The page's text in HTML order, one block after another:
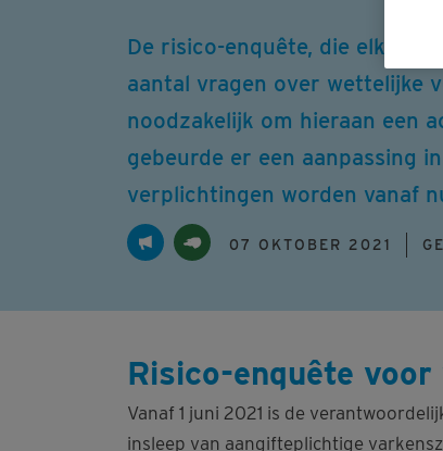
De risico-enquête, die elk
aantal vragen over wettelijke
noodzakelijk om hieraan een
gebeurde er een aanpassing
verplichtingen worden vanaf
07 OKTOBER 2021
Risico-enquête
Vanaf 1 juni 2021 is de
insleep van aangifteplichtige